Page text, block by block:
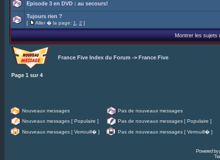
Episode 3 en DVD : au secours!
Tujours rien ?
[ Aller � la page: 1 2 ]
Montrer les sujets
France Five Index du Forum -> France Five
Page 1 sur 4
Nouveaux messages
Pas de nouveaux messages
Nouveaux messages [ Populaire ]
Pas de nouveaux messages [ Populaire ]
Nouveaux messages [ Verrouill� ]
Pas de nouveaux messages [ Verrouill� ]
Powered by